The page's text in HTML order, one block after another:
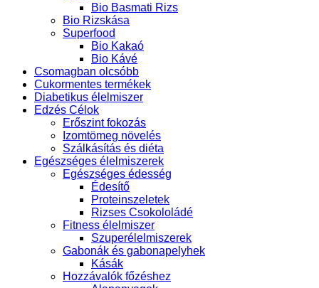
Bio Basmati Rizs
Bio Rizskása
Superfood
Bio Kakaó
Bio Kávé
Csomagban olcsóbb
Cukormentes termékek
Diabetikus élelmiszer
Edzés Célok
Erőszint fokozás
Izomtömeg növelés
Szálkásítás és diéta
Egészséges élelmiszerek
Egészséges édesség
Édesítő
Proteinszeletek
Rizses Csokololádé
Fitness élelmiszer
Szuperélelmiszerek
Gabonák és gabonapelyhek
Kásák
Hozzávalók főzéshez